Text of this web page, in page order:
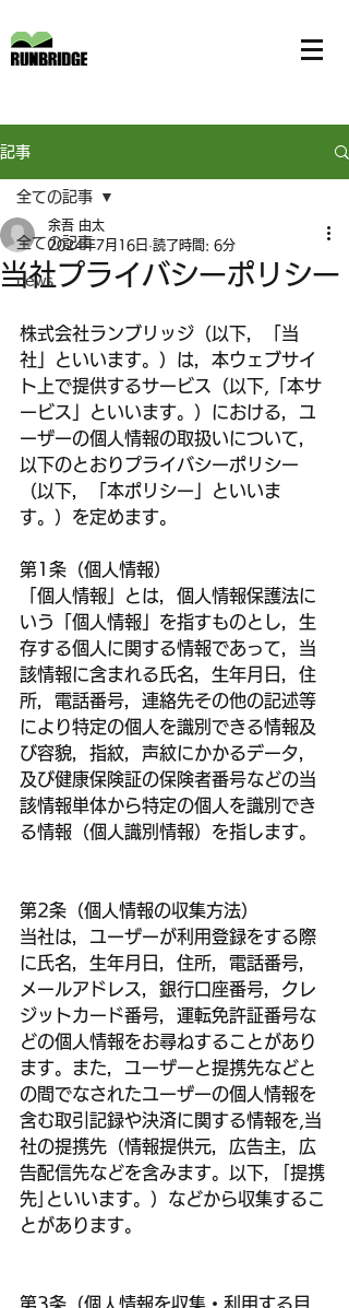
記事
全ての記事
news
全ての記事
当社プライバシーポリシー
余吾 由太
2024年7月16日 読了時間: 6分
株式会社ランブリッジ（以下，「当
社」といいます。）は，本ウェブサイ
ト上で提供するサービス（以下,「本サ
ービス」といいます。）における，ユ
ーザーの個人情報の取扱いについて，
以下のとおりプライバシーポリシー
（以下，「本ポリシー」といいま
す。）を定めます。
第1条（個人情報）
「個人情報」とは，個人情報保護法に
いう「個人情報」を指すものとし，生
存する個人に関する情報であって，当
該情報に含まれる氏名，生年月日，住
所，電話番号，連絡先その他の記述等
により特定の個人を識別できる情報及
び容貌，指紋，声紋にかかるデータ，
及び健康保険証の保険者番号などの当
該情報単体から特定の個人を識別でき
る情報（個人識別情報）を指します。
第2条（個人情報の収集方法）
当社は，ユーザーが利用登録をする際
に氏名，生年月日，住所，電話番号，
メールアドレス，銀行口座番号，クレ
ジットカード番号，運転免許証番号な
どの個人情報をお尋ねすることがあり
ます。また，ユーザーと提携先などと
の間でなされたユーザーの個人情報を
含む取引記録や決済に関する情報を,当
社の提携先（情報提供元，広告主，広
告配信先などを含みます。以下，｢提携
先｣といいます。）などから収集するこ
とがあります。
第3条（個人情報を収集・利用する目